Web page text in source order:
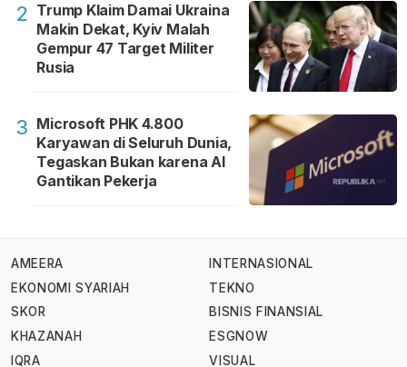
2 Trump Klaim Damai Ukraina
Makin Dekat, Kyiv Malah
Gempur 47 Target Militer
Rusia
3 Microsoft PHK 4.800
Karyawan di Seluruh Dunia,
Tegaskan Bukan karena AI
Gantikan Pekerja
AMEERA
EKONOMI SYARIAH
SKOR
KHAZANAH
IQRA
INTERNASIONAL
TEKNO
BISNIS FINANSIAL
ESGNOW
VISUAL